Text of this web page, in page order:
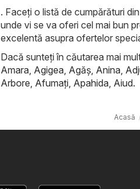
. Faceți o listă de cumpărături
unde vi se va oferi cel mai bun
excelentă asupra ofertelor
Dacă sunteți în căutarea mai
Amara, Agigea, Agăş, Anina,
Arbore, Afumaţi, Apahida, Aiud.
Acasă